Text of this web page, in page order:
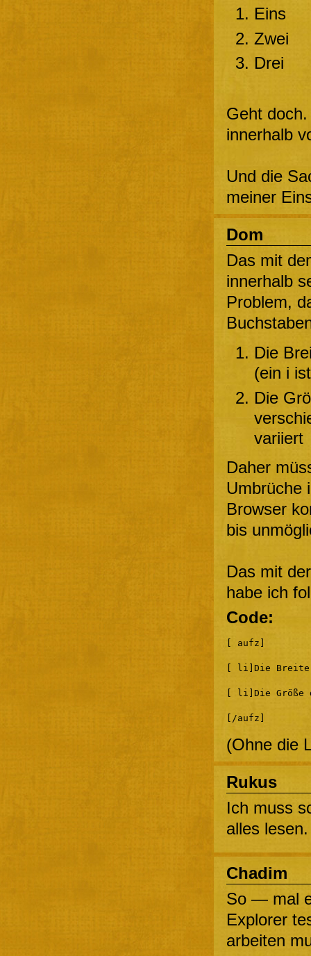
Eins
Zwei
Drei
Geht
innerhalb
Und die
meiner
Dom
Das mit
innerhalb
Problem,
Die
(ein i
Die
variiert
Daher
Umbrüche
Browser
bis
Das mit
habe ich
Code:
[ aufz]
[ li]Die
[ li]Die
[/aufz]
(Ohne die
Rukus
Ich muss
alles lesen.
Chadim
So — mal
Explorer
arbeiten